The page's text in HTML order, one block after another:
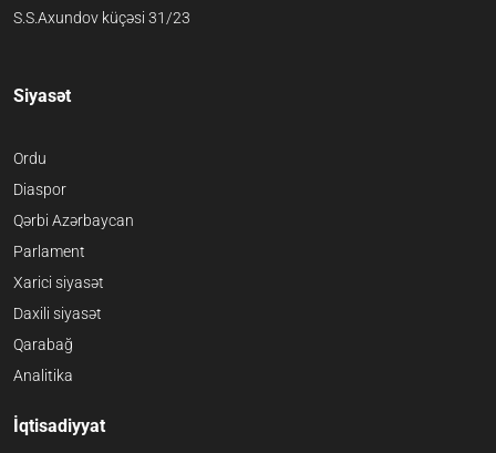
S.S.Axundov küçəsi 31/23
Siyasət
Ordu
Diaspor
Qərbi Azərbaycan
Parlament
Xarici siyasət
Daxili siyasət
Qarabağ
Analitika
İqtisadiyyat